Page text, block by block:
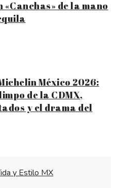
«Canchas» de la mano
México 2026:
de la CDMX,
y el drama del
y Estilo MX